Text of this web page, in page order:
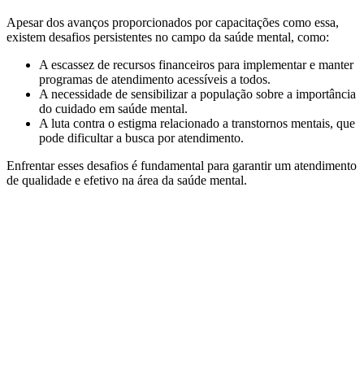
Apesar dos avanços proporcionados por capacitações como essa,
existem desafios persistentes no campo da saúde mental, como:
A escassez de recursos financeiros para implementar e manter
programas de atendimento acessíveis a todos.
A necessidade de sensibilizar a população sobre a importância
do cuidado em saúde mental.
A luta contra o estigma relacionado a transtornos mentais, que
pode dificultar a busca por atendimento.
Enfrentar esses desafios é fundamental para garantir um atendimento
de qualidade e efetivo na área da saúde mental.